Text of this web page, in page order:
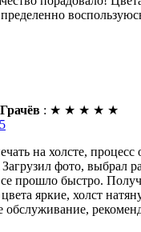
: ★ ★ ★ ★ ★
на холсте, процесс
фото, выбрал
прошло быстро.
яркие, холст
обслуживание,